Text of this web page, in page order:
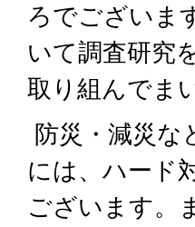
ろでございま
いて調査研究
取り組んでま
防災・減災な
には、ハード
ございます。